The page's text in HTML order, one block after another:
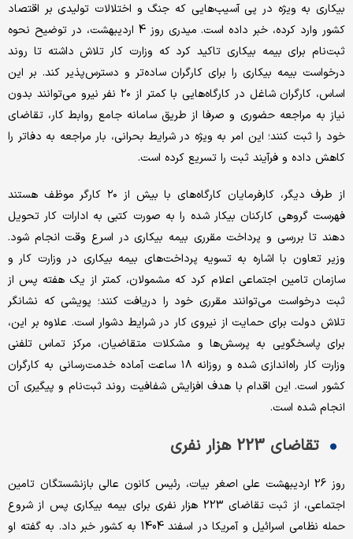
بیکاری به ویژه در پی آسیب‌هایی که جنگ و اختلالات تولیدی بر اقتصاد
کشور وارد کرده، خبر داده است. میدری روز 4 اردیبهشت، در توضیح نحوه
ثبت‌نام برای بیمه بیکاری تاکید کرد که وزارت کار تلاش داشته تا روند
درخواست بیمه بیکاری را برای کارگران ساده‌تر و دسترس‌پذیر کند. بر این
اساس، کارگران شاغل در کارگاه‌هایی با کمتر از ۲۰ نفر نیرو می‌توانند بدون
نیاز به مراجعه حضوری و صرفا از طریق سامانه جامع روابط کار، تقاضای
خود را ثبت کنند؛ این امر به ویژه در شرایط بحرانی، بار مراجعه به دفاتر را
کاهش داده و فرآیند ثبت را تسریع کرده است.
از طرف دیگر، کارفرمایان کارگاه‌های با بیش از ۲۰ کارگر موظف‌ هستند
فهرست گروهی کارکنان بیکار شده را به صورت کتبی به ادارات کار تحویل
دهند تا بررسی و پرداخت مقرری بیمه بیکاری در اسرع وقت انجام شود.
وزیر تعاون با اشاره به تسویه پرداخت‌های بیمه بیکاری در وزارت کار و
سازمان تامین اجتماعی اعلام کرد که مشمولان، کمتر از یک هفته پس از
ثبت درخواست می‌توانند مقرری خود را دریافت کنند؛ پویشی که نشانگر
تلاش دولت برای حمایت از نیروی کار در شرایط دشوار است. علاوه بر این،
برای پاسخگویی به پرسش‌ها و مشکلات متقاضیان، مرکز تماس تلفنی
وزارت کار راه‌اندازی شده و روزانه ۱۸ ساعت آماده خدمت‌رسانی به کارگران
کشور است. این اقدام با هدف افزایش شفافیت روند ثبت‌نام و پیگیری آن
انجام شده است.
تقاضای 223 هزار نفری
روز 26 اردیبهشت علی اصغر بیات، رئیس کانون عالی بازنشستگان تامین
اجتماعی، از ثبت تقاضای 223 هزار نفری برای بیمه بیکاری پس از شروع
حمله نظامی اسرائیل و آمریکا در اسفند 1404 به کشور خبر داد. به گفته او